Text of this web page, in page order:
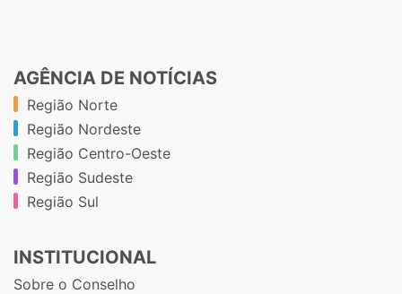
AGÊNCIA DE NOTÍCIAS
Região Norte
Região Nordeste
Região Centro-Oeste
Região Sudeste
Região Sul
INSTITUCIONAL
Sobre o Conselho